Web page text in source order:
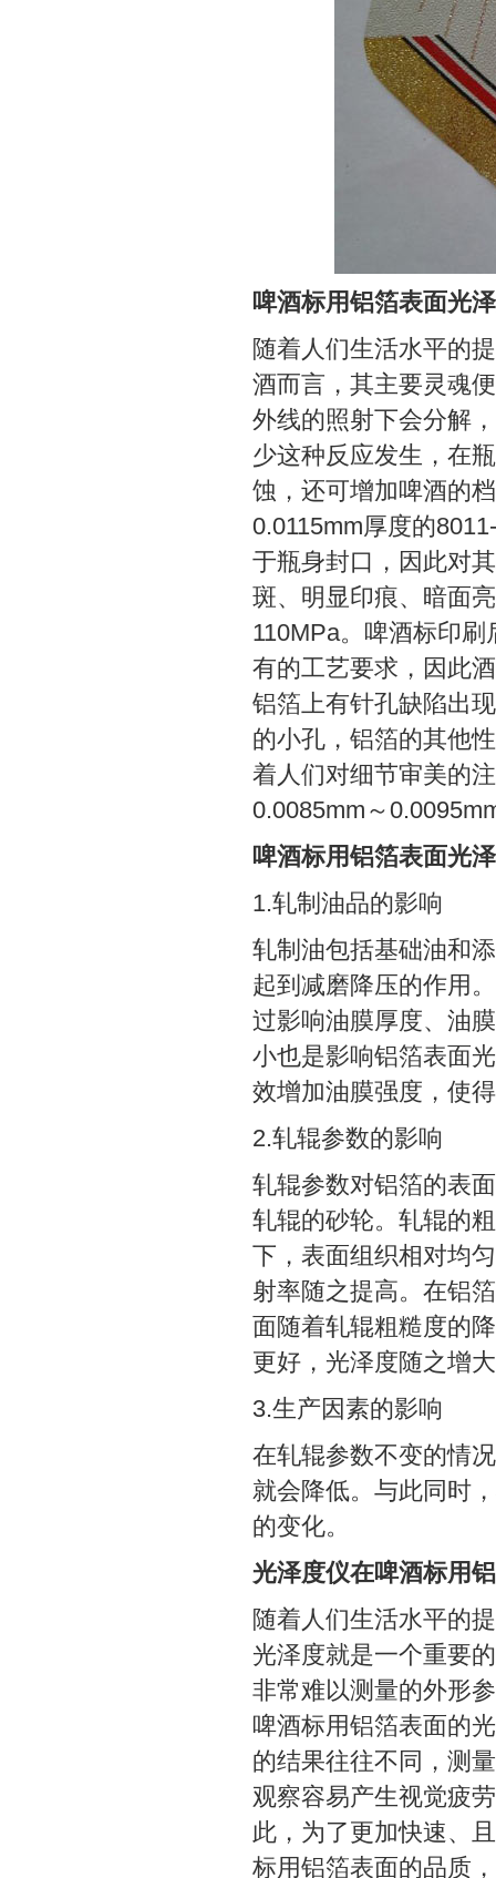
啤酒标用铝箔表面光
随着人们生活水平的
酒而言，其主要灵魂
外线的照射下会分解
少这种反应发生，在
蚀，还可增加啤酒的
0.0115mm厚度的
于瓶身封口，因此对
斑、明显印痕、暗面
110MPa。啤酒标印
有的工艺要求，因此
铝箔上有针孔缺陷出
的小孔，铝箔的其他
着人们对细节审美的
0.0085mm～
啤酒标用铝箔表面光
1.轧制油品的影响
轧制油包括基础油和
起到减磨降压的作用
过影响油膜厚度、油
小也是影响铝箔表面
效增加油膜强度，使
2.轧辊参数的影响
轧辊参数对铝箔的表
轧辊的砂轮。轧辊的
下，表面组织相对均
射率随之提高。在铝
面随着轧辊粗糙度的
更好，光泽度随之增
3.生产因素的影响
在轧辊参数不变的情
就会降低。与此同时
的变化。
光泽度仪在啤酒标用
随着人们生活水平的
光泽度就是一个重要
非常难以测量的外形
啤酒标用铝箔表面的
的结果往往不同，测
观察容易产生视觉疲
此，为了更加快速、
标用铝箔表面的品质